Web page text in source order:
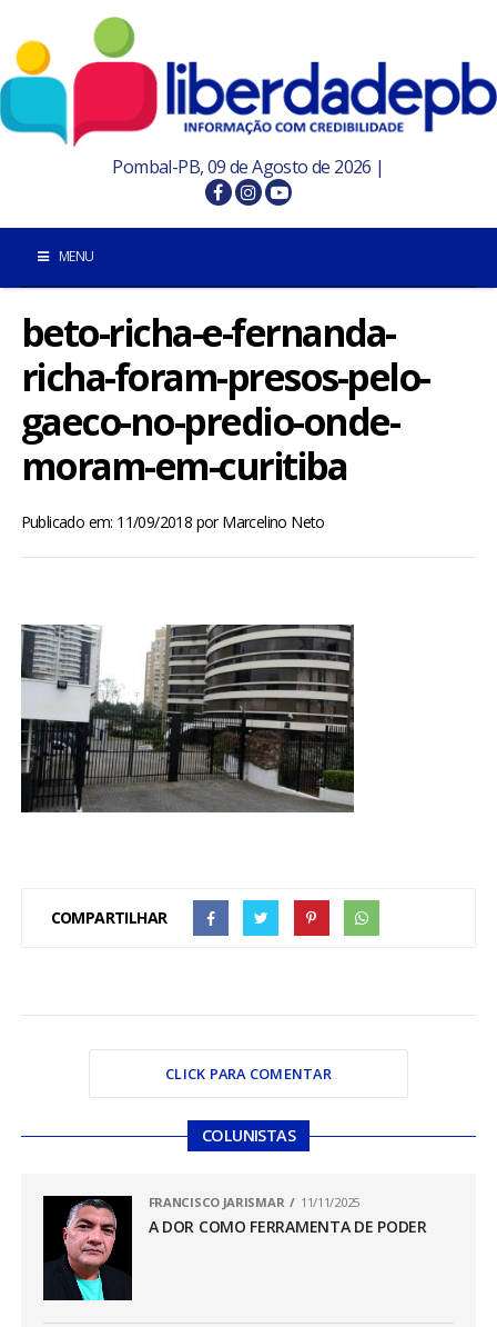
Pombal-PB, 09 de Agosto de 2026 |
MENU
INÍCIO
POMBAL E REGIÃO
PARAÍBA
ESPORTES
ENTRETENIMENTO
ENQUETE
beto-richa-e-fernanda-
richa-foram-presos-pelo-
gaeco-no-predio-onde-
moram-em-curitiba
Publicado em: 11/09/2018 porMarcelino Neto
COMPARTILHAR
CLICK PARA COMENTAR
COLUNISTAS
FRANCISCO JARISMAR 11/11/2025
A DOR COMO FERRAMENTA DE PODER